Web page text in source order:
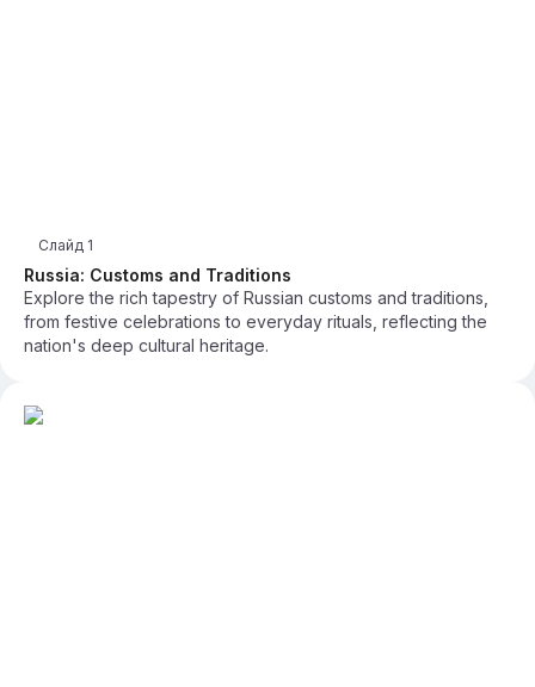
Russia: Customs and Traditions
Слайд 1
Explore the rich tapestry of Russian customs and traditions,
from festive celebrations to everyday rituals, reflecting the
nation's deep cultural heritage.